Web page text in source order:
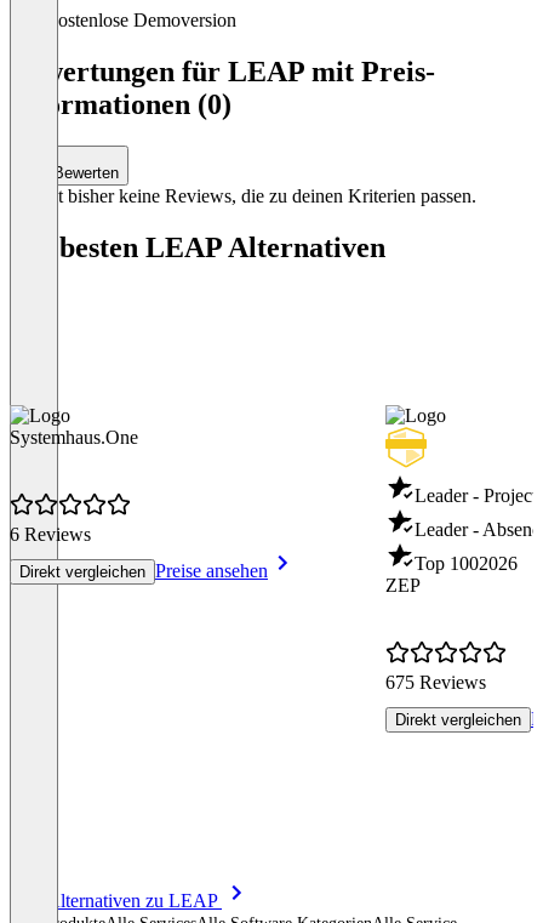
Kostenlose Demoversion
Bewertungen für LEAP mit Preis-
Informationen (0)
Bewerten
Es gibt bisher keine Reviews, die zu deinen Kriterien passen.
Die besten LEAP Alternativen
Systemhaus.One
6 Reviews
Direkt vergleichen Preise ansehen
Leader - Project
Leader -
Top 1002026
ZEP
675 Reviews
Direkt vergleichen
Alle Alternativen zu LEAP